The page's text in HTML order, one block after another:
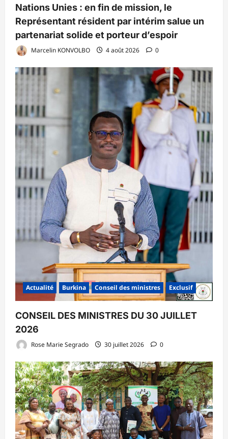
Nations Unies : en fin de mission, le
Représentant résident par intérim salue un
partenariat solide et porteur d’espoir
Marcelin KONVOLBO 4 août 2026 0
Actualité Burkina Conseil des ministres Exclusif
CONSEIL DES MINISTRES DU 30 JUILLET
2026
Rose Marie Segrado 30 juillet 2026 0